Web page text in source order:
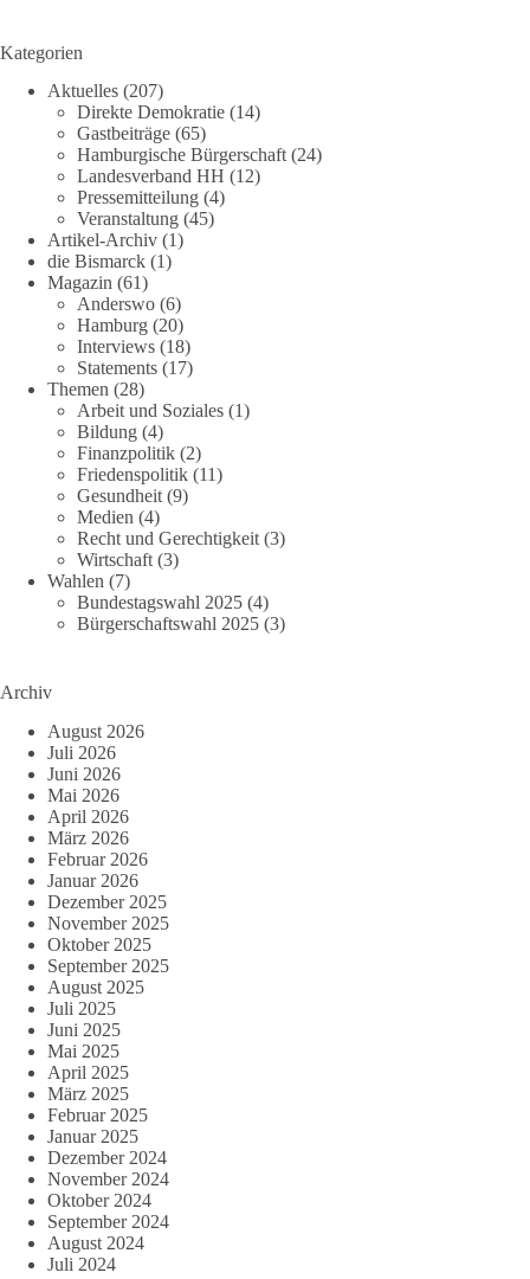
Kategorien
Aktuelles (207)
Direkte Demokratie (14)
Gastbeiträge (65)
Hamburgische Bürgerschaft(24)
Landesverband HH (12)
Pressemitteilung (4)
Veranstaltung (45)
Artikel-Archiv (1)
die Bismarck (1)
Magazin (61)
Anderswo (6)
Hamburg (20)
Interviews (18)
Statements (17)
Themen (28)
Arbeit und Soziales (1)
Bildung (4)
Finanzpolitik (2)
Friedenspolitik (11)
Gesundheit(9)
Medien (4)
Recht und Gerechtigkeit(3)
Wirtschaft(3)
Wahlen (7)
Bundestagswahl 2025 (4)
Bürgerschaftswahl 2025 (3)
Archiv
August 2026
Juli 2026
Juni 2026
Mai 2026
April 2026
März 2026
Februar 2026
Januar 2026
Dezember 2025
November 2025
Oktober 2025
September 2025
August 2025
Juli 2025
Juni 2025
Mai 2025
April 2025
März 2025
Februar 2025
Januar 2025
Dezember 2024
November 2024
Oktober 2024
September 2024
August 2024
Juli 2024